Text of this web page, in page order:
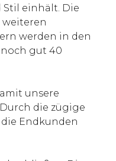
Stil einhält. Die
weiteren
werden in den
gut 40
unsere
die zügige
Endkunden